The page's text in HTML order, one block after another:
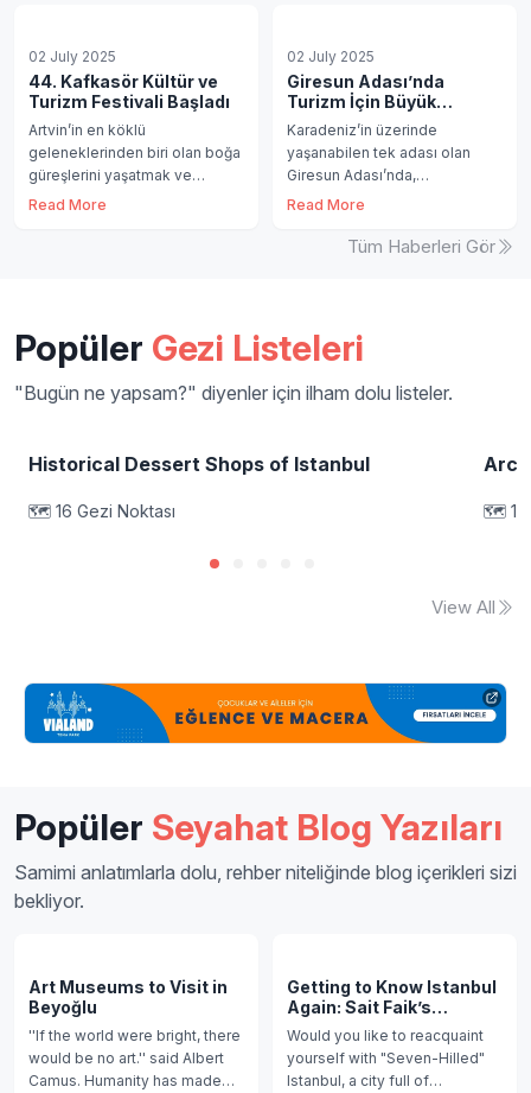
02 July 2025
44. Kafkasör Kültür ve
Turizm Festivali Başladı
Artvin’in en köklü
geleneklerinden biri olan boğa
güreşlerini yaşatmak ve
bölgenin kültürel değerlerini
Read More
02 July 2025
Giresun Adası’nda
Turizm İçin Büyük
Dönüşüm Başladı
Karadeniz’in üzerinde
yaşanabilen tek adası olan
Giresun Adası’nda,
ziyaretçilerin daha kaliteli
Read More
Tüm Haberleri Gör
Popüler Gezi Listeleri
"Bugün ne yapsam?" diyenler için ilham dolu listeler.
Historical Dessert Shops of Istanbul
🗺️ 16 Gezi Noktası 🗺️ 13
View All
Popüler Seyahat Blog Yazıları
Samimi anlatımlarla dolu, rehber niteliğinde blog içerikleri sizi
bekliyor.
Art Museums to Visit in
Beyoğlu
''If the world were bright, there
would be no art.'' said Albert
Camus. Humanity has made
Getting to Know Istanbul
Again: Sait Faik’s
Footprints in Istanbul
Would you like to reacquaint
yourself with "Seven-Hilled"
Istanbul, a city full of